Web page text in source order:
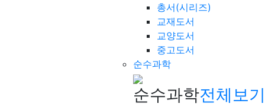
총서(시리즈)
교재도서
교양도서
중고도서
순수과학
순수과학전체보